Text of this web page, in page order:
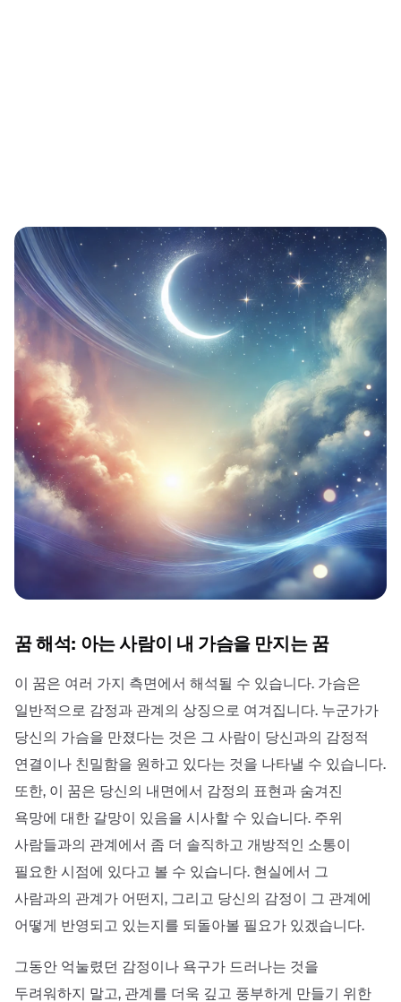
꿈 해석: 아는 사람이 내 가슴을 만지는 꿈
이 꿈은 여러 가지 측면에서 해석될 수 있습니다. 가슴은
일반적으로 감정과 관계의 상징으로 여겨집니다. 누군가가
당신의 가슴을 만졌다는 것은 그 사람이 당신과의 감정적
연결이나 친밀함을 원하고 있다는 것을 나타낼 수 있습니다.
또한, 이 꿈은 당신의 내면에서 감정의 표현과 숨겨진
욕망에 대한 갈망이 있음을 시사할 수 있습니다. 주위
사람들과의 관계에서 좀 더 솔직하고 개방적인 소통이
필요한 시점에 있다고 볼 수 있습니다. 현실에서 그
사람과의 관계가 어떤지, 그리고 당신의 감정이 그 관계에
어떻게 반영되고 있는지를 되돌아볼 필요가 있겠습니다.
그동안 억눌렸던 감정이나 욕구가 드러나는 것을
두려워하지 말고, 관계를 더욱 깊고 풍부하게 만들기 위한